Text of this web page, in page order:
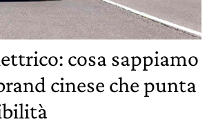
cosa sappiamo
cinese che punta